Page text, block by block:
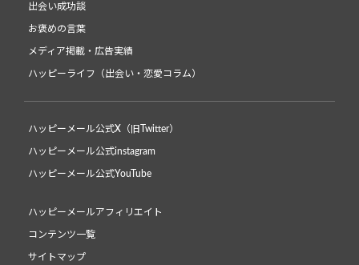
出会い成功談
お褒めの言葉
メディア掲載・広告実績
ハッピーライフ（出会い・恋愛コラム）
ハッピーメール公式X（旧Twitter）
ハッピーメール公式instagram
ハッピーメール公式YouTube
ハッピーメールアフィリエイト
コンテンツ一覧
サイトマップ